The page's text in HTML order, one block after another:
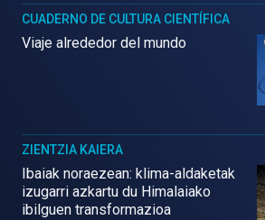
CUADERNO DE CULTURA CIENTÍFICA
Viaje alrededor del mundo
ZIENTZIA KAIERA
Ibaiak noraezean: klima-aldaketak
izugarri azkartu du Himalaiako
ibilguen transformazioa